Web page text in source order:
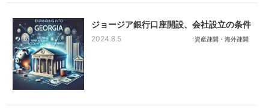
ジョージア銀行口座開設、会社設立の条件
2024.8.5 資産疎開・海外疎開